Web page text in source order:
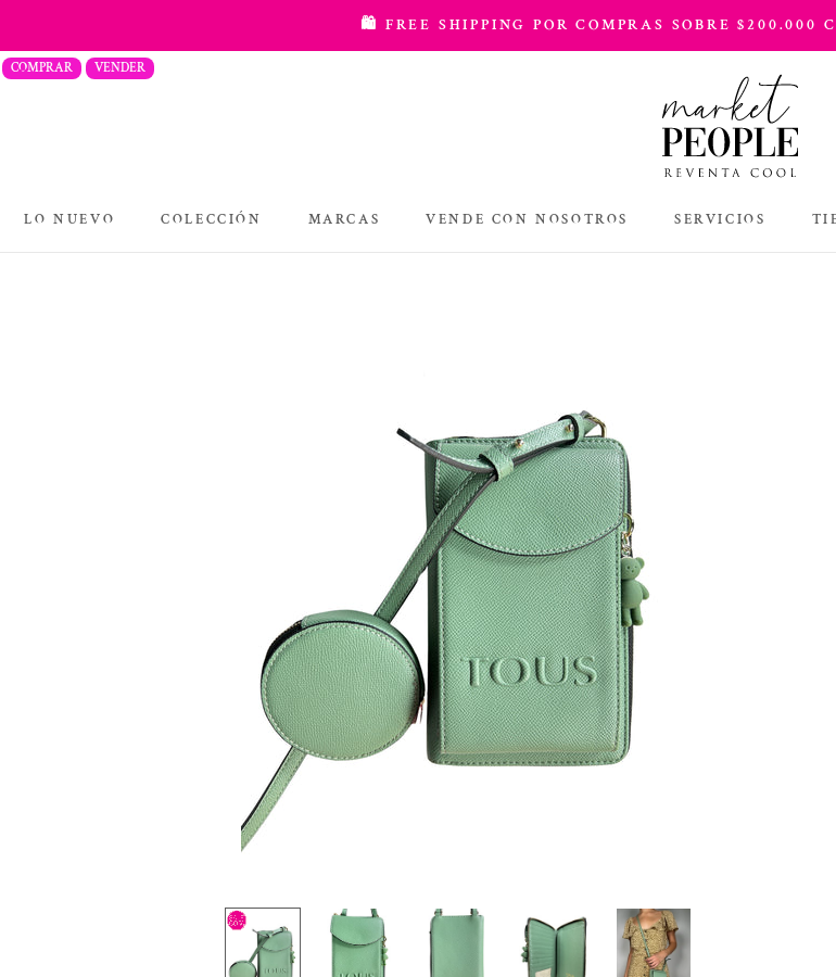
contenido
🛍️ FREE SHIPPING POR COMPRAS SOBRE $200.000
COMPRAR VENDER
LO NUEVO
COLECCIÓN
MARCAS
VENDE CON NOSOTROS SERVICIOS